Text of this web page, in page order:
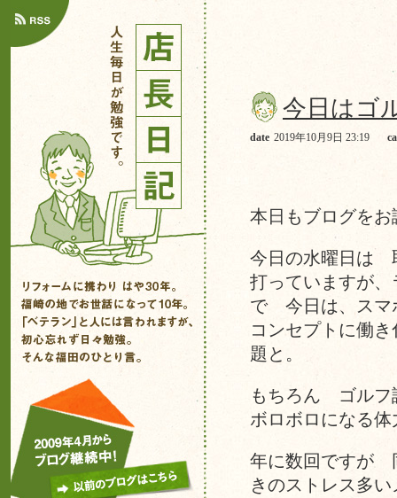
今日はゴ
date 2019年10月9日 23:19
本日もブログを
今日の水曜日は
打っていますが
で 今日は、スマ
コンセプトに働
題と。
もちろん ゴルフ
ボロボロになる
年に数回ですが
きのストレス多